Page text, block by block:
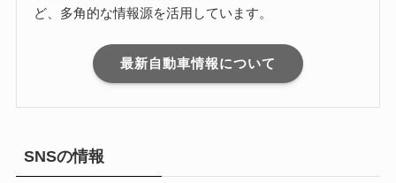
ど、多角的な情報源を活用しています。
最新自動車情報について
SNSの情報